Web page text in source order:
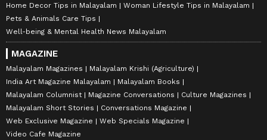
Home Decor Tips in Malayalam
Woman Lifestyle Tips in Malayalam
Pets & Animals Care Tips
Well-being & Mental Health News Malayalam
MAGAZINE
Malayalam Magazines
Malayalam Krishi (Agriculture)
India Art Magazine Malayalam
Malayalam Books
Malayalam Columnist
Magazine Conversations
Culture Magazines
Malayalam Short Stories
Conversations Magazine
Web Exclusive Magazine
Web Specials Magazine
Video Cafe Magazine